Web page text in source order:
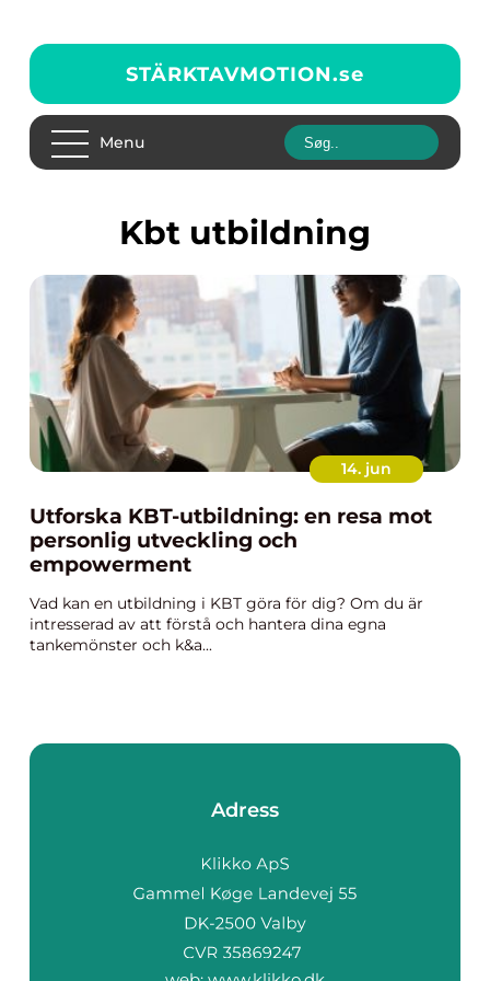
STÄRKTAVMOTION.se
Menu
kbt utbildning
14. jun
Utforska KBT-utbildning: en resa mot
personlig utveckling och
empowerment
Vad kan en utbildning i KBT göra för dig? Om du är
intresserad av att förstå och hantera dina egna
tankemönster och k&a...
Adress